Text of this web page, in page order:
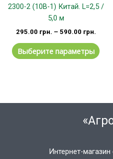
2300-2 (10B-1) Китай. L=2,5 /
5,0 м
295.00 грн. – 590.00 грн.
Выберите параметры
Интернет-магазин